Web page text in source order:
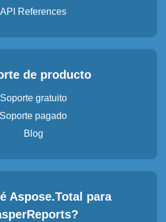
API References
de producto
Soporte gratuito
Soporte pagado
Blog
Aspose.Total para